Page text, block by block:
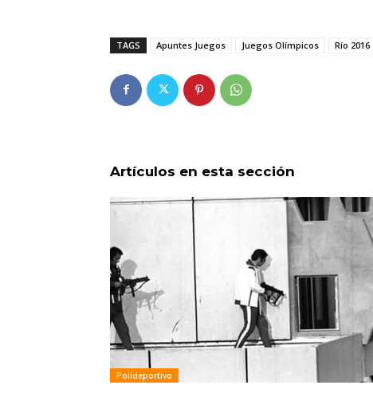
TAGS Apuntes Juegos Juegos Olímpicos Río 2016
Artículos en esta sección
Polideportivo